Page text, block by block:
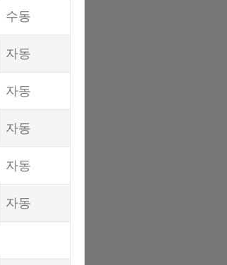
수동
자동
자동
자동
자동
자동